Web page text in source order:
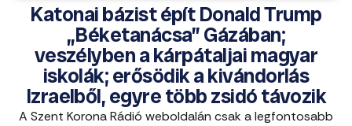
Katonai bázist épít Donald Trump
„Béketanácsa” Gázában;
veszélyben a kárpátaljai magyar
iskolák; erősödik a kivándorlás
Izraelből, egyre több zsidó távozik
A Szent Korona Rádió weboldalán csak a legfontosabb